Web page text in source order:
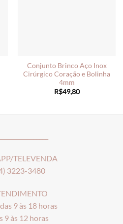
Conjunto Brinco Aço Inox
Cirúrgico Coração e Bolinha
4mm
R$49,80
TELEVENDA
3223-3480
9 às 18 horas
9 às 12 horas